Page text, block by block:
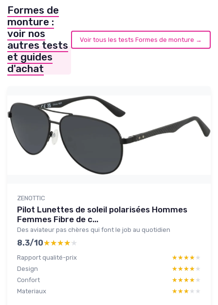
Formes de
monture :
voir nos
autres tests
et guides
d'achat
Voir tous les tests Formes de monture →
ZENOTTIC
Pilot Lunettes de soleil polarisées Hommes
Femmes Fibre de c...
Des aviateur pas chères qui font le job au quotidien
8.3/10★★★★★
★★★★★
Rapport qualité-prix ★★★★★
★★★★★
Design
★★★★★
★★★★★
Confort
★★★★★
★★★★★
Materiaux
★★★★★
★★★★★